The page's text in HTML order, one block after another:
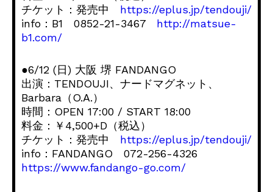
チケット：発売中 https://eplus.jp/tendouji/
info：B1 0852-21-3467 http://matsue-
b1.com/
●6/12 (日) 大阪 堺 FANDANGO
出演：TENDOUJI、ナードマグネット、
Barbara（O.A.）
時間：OPEN 17:00 / START 18:00
料金：￥4,500+D（税込）
チケット：発売中 https://eplus.jp/tendouji/
info：FANDANGO 072-256-4326
https://www.fandango-go.com/